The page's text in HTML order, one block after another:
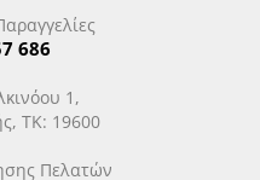
686
1,
ΤΚ: 19600
Πελατών